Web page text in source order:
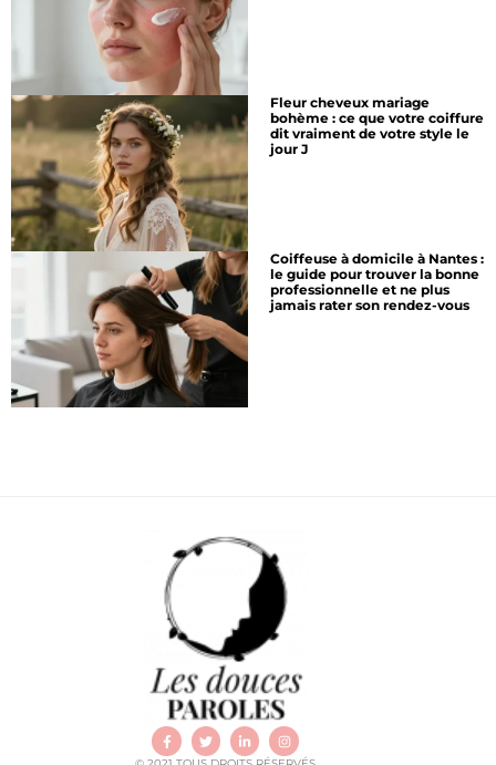
Fleur cheveux mariage
bohème : ce que votre coiffure
dit vraiment de votre style le
jour J
Coiffeuse à domicile à Nantes :
le guide pour trouver la bonne
professionnelle et ne plus
jamais rater son rendez-vous